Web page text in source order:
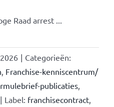
Raad arrest ...
| Categorieën:
Franchise-kenniscentrum/
publicaties,
| Label: franchisecontract,